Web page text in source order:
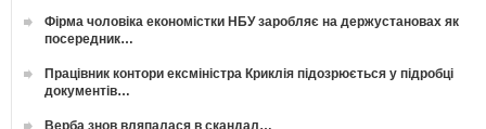
Фірма чоловіка економістки НБУ заробляє на держустановах як
посередник…
Працівник контори ексміністра Криклія підозрюється у підробці
документів…
Верба знов вляпалася в скандал…